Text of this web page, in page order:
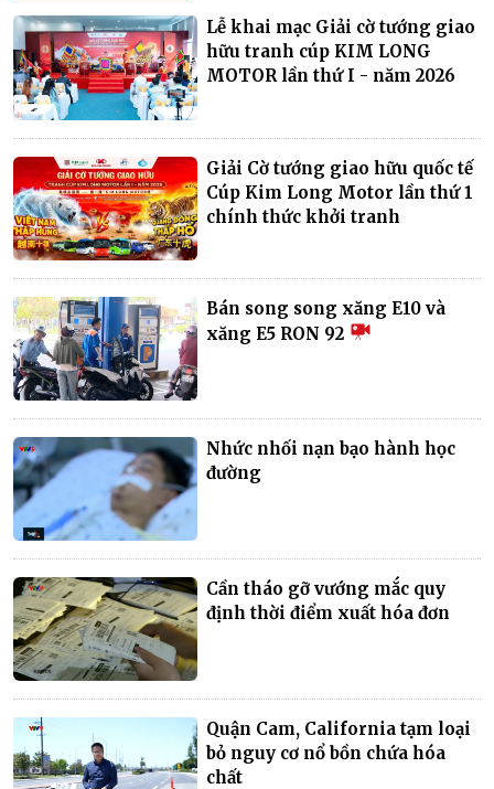
Lễ khai mạc Giải cờ tướng giao
hữu tranh cúp KIM LONG
MOTOR lần thứ I - năm 2026
Giải Cờ tướng giao hữu quốc tế
Cúp Kim Long Motor lần thứ 1
chính thức khởi tranh
Bán song song xăng E10 và
xăng E5 RON 92
Nhức nhối nạn bạo hành học
đường
Cần tháo gỡ vướng mắc quy
định thời điểm xuất hóa đơn
Quận Cam, California tạm loại
bỏ nguy cơ nổ bồn chứa hóa
chất